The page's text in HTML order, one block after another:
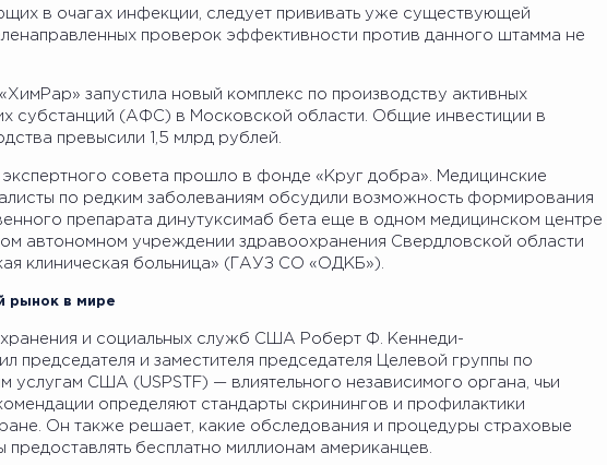
в очагах инфекции, следует прививать уже существующей
проверок эффективности против данного штамма не
запустила новый комплекс по производству активных
субстанций (АФС) в Московской области. Общие инвестиции в
превысили 1,5 млрд рублей.
совета прошло в фонде «Круг добра». Медицинские
по редким заболеваниям обсудили возможность формирования
препарата динутуксимаб бета еще в одном медицинском центре
автономном учреждении здравоохранения Свердловской области
клиническая больница» (ГАУЗ СО «ОДКБ»).
рынок в мире
и социальных служб США Роберт Ф. Кеннеди-
председателя и заместителя председателя Целевой группы по
услугам США (USPSTF) — влиятельного независимого органа, чьи
определяют стандарты скринингов и профилактики
Он также решает, какие обследования и процедуры страховые
предоставлять бесплатно миллионам американцев.